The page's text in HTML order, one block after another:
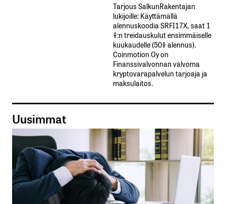
Tarjous SalkunRakentajan
lukijoille: Käyttämällä​ ​
alennuskoodia​ ​SRFI17X,​ ​saat​ ​1
%:n treidauskulut​ ​ensimmäiselle​ ​
kuukaudelle​ ​(50%​ ​alennus).
Coinmotion Oy on
Finanssivalvonnan valvoma
kryptovarapalvelun tarjoaja ja
maksulaitos.
Uusimmat